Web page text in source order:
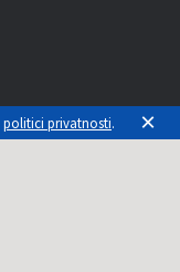
politici privatnosti. ×